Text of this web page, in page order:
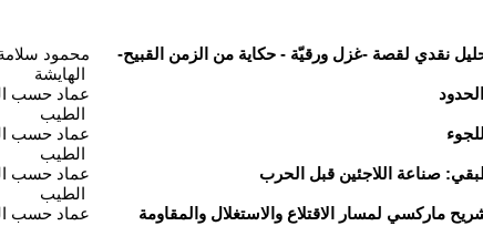
محمود
الهايشة
نقدي لقصة -غزل ورقيّة - حكاية من الزمن القبيح-
عماد حسب
الطيب
عماد حسب
الطيب
عماد حسب
الطيب
عماد حسب
ماركسي لمسار الاقتلاع والاستغلال والمقاومة